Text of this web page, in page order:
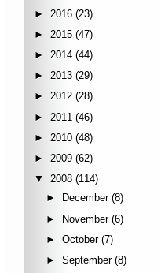
► 2016 (23)
► 2015 (47)
► 2014 (44)
► 2013 (29)
► 2012 (28)
► 2011 (46)
► 2010 (48)
► 2009 (62)
▼
2008 (114)
►
December (8)
► November (6)
►October (7)
►September (8)